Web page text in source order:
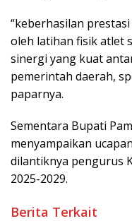
“keberhasilan
oleh latihan fisik atlet
sinergi yang kuat
pemerintah daerah,
paparnya.
Sementara Bupati
menyampaikan
dilantiknya pengurus
2025-2029.
Berita Terkait